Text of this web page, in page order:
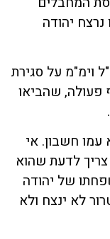
נרצח יהודה
וימ"מ על סגירת
פעולה, שהביאו
עמו חשבון. אי
לדעת שהוא
של יהודה
לא ינצח ולא